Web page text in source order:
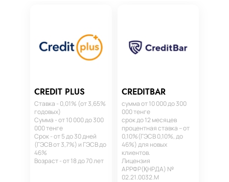
CREDIT PLUS
Ставка - 0,01% (от 3,65%
годовых)
Сумма - от 10 000 до 300
000 тенге
Срок - от 5 до 30 дней
(ГЭСВ от 3,7%) и ГЭСВ до
46%
Возраст - от 18 до 70 лет
CREDITBAR
сумма от 10 000 до 300
000 тенге
срок до 12 месяцев
процентная ставка – от
0,10%(ГЭСВ 0,10%, до
46%) для новых
клиентов.
Лицензия
АРРФР(ҚНРДА) №
02.21.0032.М